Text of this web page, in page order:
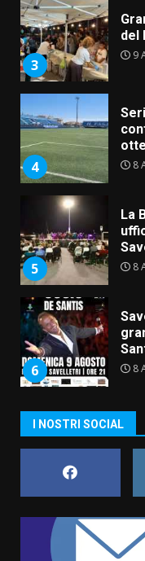
3
del
9
4 8
5
La
8
6 8
8
I NOSTRI SOCIAL